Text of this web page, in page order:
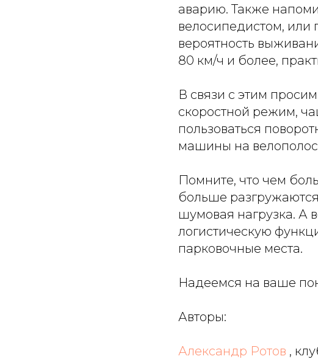
аварию. Также
велосипедистом,
вероятность
80 км/ч и более,
В связи с этим
скоростной режим,
пользоваться
машины на
Помните, что чем
больше
шумовая нагрузка. А
логистическую
парковочные места.
Надеемся на ваше
Авторы:
Александр Ротов ,